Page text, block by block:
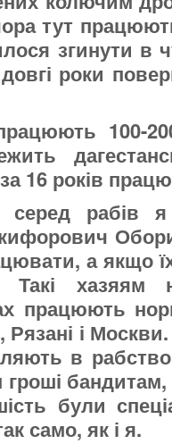
тут
згинути в
роки
100-
16 років
серед рабів
а якщо
хазяям
працюють
Рязані і
в
гроші
були
само, як і я.